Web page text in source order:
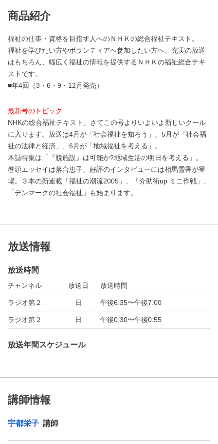
商品紹介
福祉の仕事・資格を目指す人へのＮＨＫの総合福祉テキスト。
福祉を学びたい方やボランティアへ参加したい方へ、充実の放送
はもちろん、幅広く福祉の情報を提供するＮＨＫの福祉総合テキ
ストです。
■年4回（3・6・9・12月発売）
最新号のトピック
NHKの総合福祉テキスト。さてこの号よりいよいよ新しいクール
に入ります。放送は4月が「社会福祉を知ろう」、5月が「社会福
祉の法律と経済」、6月が「地域福祉を考える」。
本誌特集は「『脱施設』は可能か?地域生活の明日を考える」。
巻頭エッセイは落合恵子、好評のインタビューには相馬雪香が登
場。３本の新連載「福祉の潮流2005」、「介助術up ミニ作戦」、
「デンマークの社会福祉」も始まります。
放送情報
放送時間
チャンネル 放送日 放送時間
ラジオ第２ 日 午後6:35〜午後7:00
ラジオ第２ 日 午後0:30〜午後0:55
放送年間スケジュール
講師情報
宇都栄子 講師